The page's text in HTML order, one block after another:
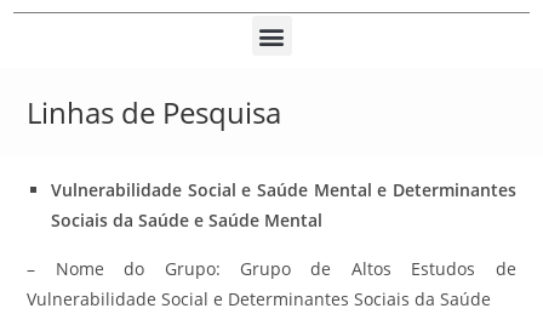
Linhas de Pesquisa
Vulnerabilidade Social e Saúde Mental e Determinantes
Sociais da Saúde e Saúde Mental
– Nome do Grupo: Grupo de Altos Estudos de
Vulnerabilidade Social e Determinantes Sociais da Saúde